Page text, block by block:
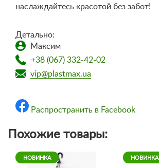
наслаждайтесь красотой без забот!
Детально:
Максим
+38 (067) 332-42-02
vip@plastmax.ua
Распространить в Facebook
Похожие товары:
НОВИНКА НОВИНКА